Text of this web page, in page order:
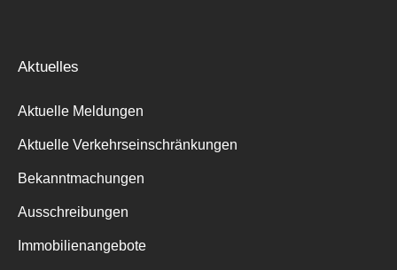
Aktuelles
Aktuelle Meldungen
Aktuelle Verkehrseinschränkungen
Bekanntmachungen
Ausschreibungen
Immobilienangebote